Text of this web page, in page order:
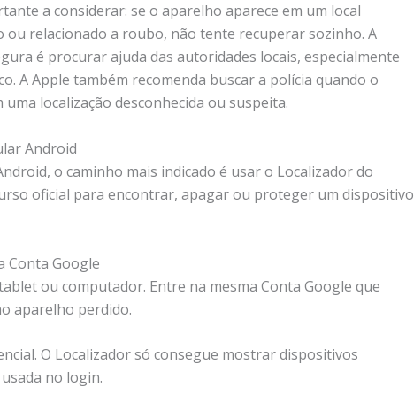
a considerar: se o aparelho aparece em um local
relacionado a roubo, não tente recuperar sozinho. A
é procurar ajuda das autoridades locais, especialmente
A Apple também recomenda buscar a polícia quando o
uma localização desconhecida ou suspeita.
Android
o caminho mais indicado é usar o Localizador do
oficial para encontrar, apagar ou proteger um dispositivo
Conta Google
ou computador. Entre na mesma Conta Google que
aparelho perdido.
O Localizador só consegue mostrar dispositivos
no login.